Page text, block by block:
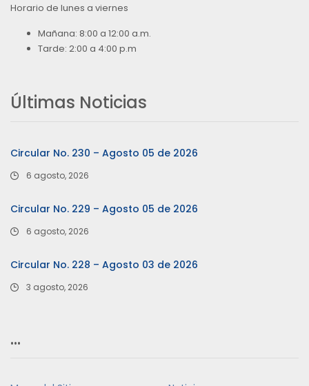
Horario de lunes a viernes
Mañana: 8:00 a 12:00 a.m.
Tarde: 2:00 a 4:00 p.m
Últimas Noticias
Circular No. 230 – Agosto 05 de 2026
6 agosto, 2026
Circular No. 229 – Agosto 05 de 2026
6 agosto, 2026
Circular No. 228 – Agosto 03 de 2026
3 agosto, 2026
…